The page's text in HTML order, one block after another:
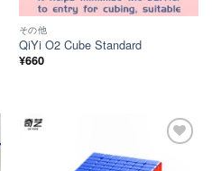
その他
QiYi O2 Cube Standard
¥660